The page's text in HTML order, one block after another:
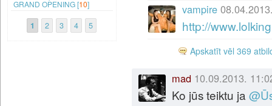
vampire
http://
Apskatīt vēl 369
mad 10.09.2013.
Ko jūs teiktu ja @
GRAND OPENING [10]
1 2 3 4 5